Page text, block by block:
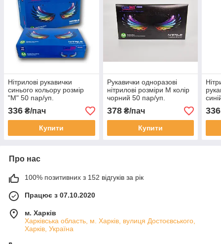
Нітрилові рукавички
синього кольору розмір
"М" 50 пар/уп.
336 ₴/пач
Купити
Рукавички одноразові
нітрилові розміри М колір
чорний 50 пар/уп.
378₴/пач
Купити
336
Про нас
100% позитивних з 152 відгуків за рік
Працює з 07.10.2020
м. Харків
Харківська область, м. Харків, вулиця Достоєвського,
Харків, Україна